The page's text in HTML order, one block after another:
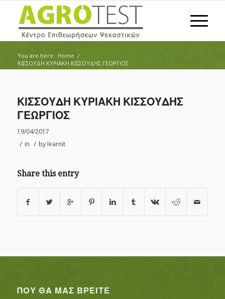
You are here: Home /
ΚΙΣΣΟΥΔΗ ΚΥΡΙΑΚΗ ΚΙΣΣΟΥΔΗΣ ΓΕΩΡΓΙΟΣ
ΚΙΣΣΟΥΔΗ ΚΥΡΙΑΚΗ ΚΙΣΣΟΥΔΗΣ
ΓΕΩΡΓΙΟΣ
19/04/2017
/ in / by learnit
Share this entry
ΠΟΥ ΘΑ ΜΑΣ ΒΡΕΊΤΕ